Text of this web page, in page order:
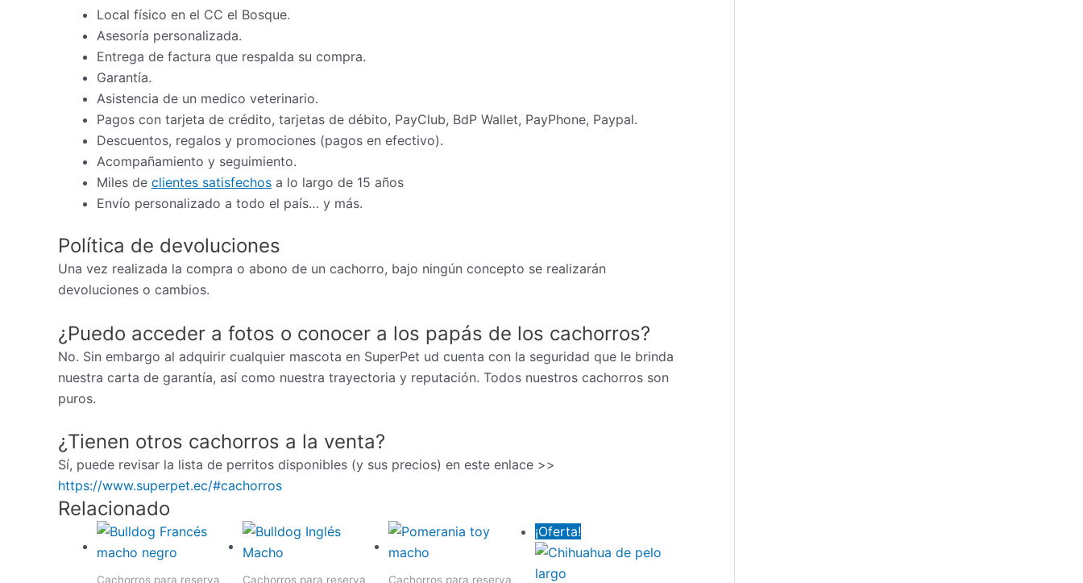
Local físico en el CC el Bosque.
Asesoría personalizada.
Entrega de factura que respalda su compra.
Garantía.
Asistencia de un medico veterinario.
Pagos con tarjeta de crédito, tarjetas de débito, PayClub, BdP Wallet, PayPhone, Paypal.
Descuentos, regalos y promociones (pagos en efectivo).
Acompañamiento y seguimiento.
Miles de clientes satisfechos a lo largo de 15 años
Envío personalizado a todo el país… y más.
Política de devoluciones
Una vez realizada la compra o abono de un cachorro, bajo ningún concepto se realizarán
devoluciones o cambios.
¿Puedo acceder a fotos o conocer a los papás de los cachorros?
No. Sin embargo al adquirir cualquier mascota en SuperPet ud cuenta con la seguridad que le brinda
nuestra carta de garantía, así como nuestra trayectoria y reputación. Todos nuestros cachorros son
puros.
¿Tienen otros cachorros a la venta?
Sí, puede revisar la lista de perritos disponibles (y sus precios) en este enlace >>
https://www.superpet.ec/#cachorros
Relacionado
Cachorros para reserva Cachorros para reserva Cachorros para reserva
¡Oferta!